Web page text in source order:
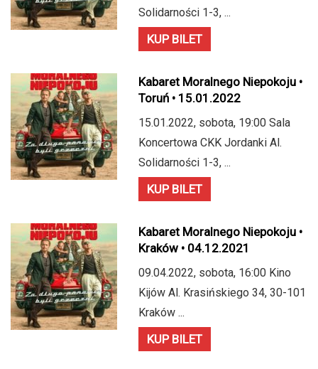
Solidarności 1-3, ...
KUP BILET
Kabaret Moralnego Niepokoju •
Toruń • 15.01.2022
15.01.2022, sobota, 19:00 Sala
Koncertowa CKK Jordanki Al.
Solidarności 1-3, ...
KUP BILET
Kabaret Moralnego Niepokoju •
Kraków • 04.12.2021
09.04.2022, sobota, 16:00 Kino
Kijów Al. Krasińskiego 34, 30-101
Kraków ...
KUP BILET